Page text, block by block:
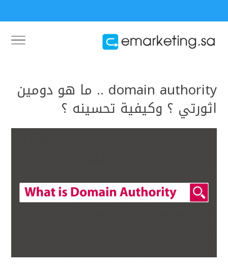
domain authority .. ما هو دومين
اثورتي ؟ وكيفية تحسينه ؟